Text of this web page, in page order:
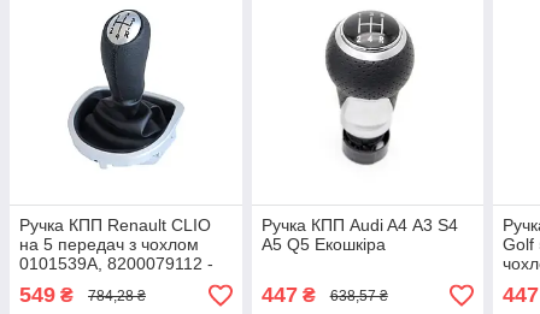
Ручка КПП Renault CLIO
на 5 передач з чохлом
0101539A, 8200079112 -
ручка механічної коробки
передач
549 ₴ 784,28 ₴
Ручка КПП Audi A4 А3 S4
A5 Q5 Екошкіра
447₴ 638,57 ₴
Golf
447